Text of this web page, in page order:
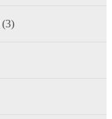
(3)